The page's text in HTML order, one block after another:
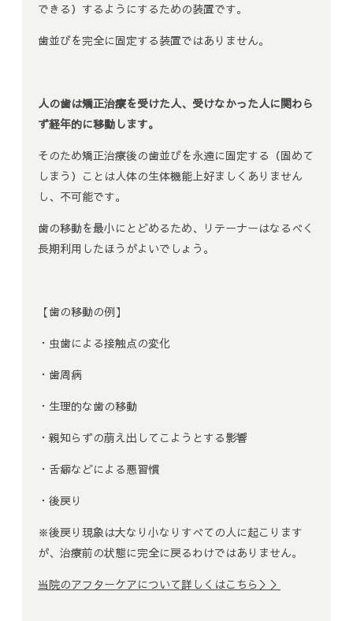
できる）するようにするための装置です。
歯並びを完全に固定する装置ではありません。
人の歯は矯正治療を受けた人、受けなかった人に関わら
ず経年的に移動します。
そのため矯正治療後の歯並びを永遠に固定する（固めて
しまう）ことは人体の生体機能上好ましくありません
し、不可能です。
歯の移動を最小にとどめるため、リテーナーはなるべく
長期利用したほうがよいでしょう。
【歯の移動の例】
・虫歯による接触点の変化
・歯周病
・生理的な歯の移動
・親知らずの萠え出してこようとする影響
・舌癖などによる悪習慣
・後戻り
※後戻り現象は大なり小なりすべての人に起こります
が、治療前の状態に完全に戻るわけではありません。
当院のアフターケアについて詳しくはこちら＞＞